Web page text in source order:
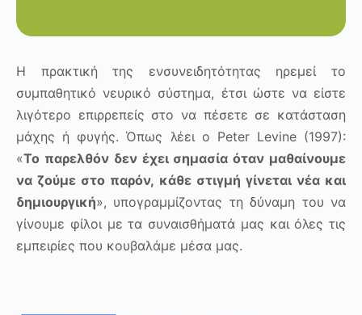
Η πρακτική της ενσυνειδητότητας ηρεμεί το
συμπαθητικό νευρικό σύστημα, έτσι ώστε να είστε
λιγότερο επιρρεπείς στο να πέσετε σε κατάσταση
μάχης ή φυγής. Όπως λέει ο Peter Levine (1997):
«Το παρελθόν δεν έχει σημασία όταν μαθαίνουμε
να ζούμε στο παρόν, κάθε στιγμή γίνεται νέα και
δημιουργική», υπογραμμίζοντας τη δύναμη του να
γίνουμε φίλοι με τα συναισθήματά μας και όλες τις
εμπειρίες που κουβαλάμε μέσα μας.